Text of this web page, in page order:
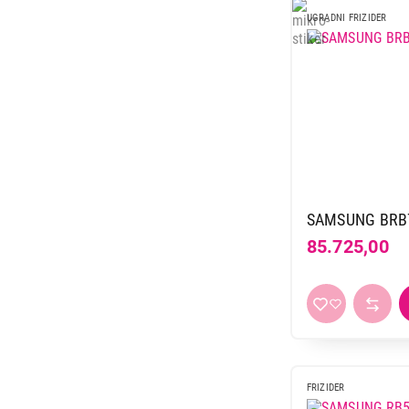
UGRADNI FRIZIDER
SAMSUNG
85.725,00
FRIZIDER